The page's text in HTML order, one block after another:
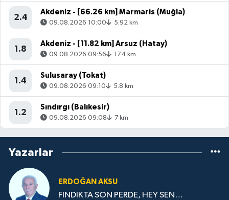
2.4
Akdeniz - [66.26 km] Marmaris (Muğla)
09.08.2026 10:00 5.92 km
1.8
Akdeniz - [11.82 km] Arsuz (Hatay)
09.08.2026 09:56 17.4 km
1.4
Sulusaray (Tokat)
09.08.2026 09:10 5.8 km
1.2
Sındırgı (Balıkesir)
09.08.2026 09:08 7 km
Yazarlar
ERDOĞAN AKSU
FINDIKTA SON PERDE, HEY SEN…